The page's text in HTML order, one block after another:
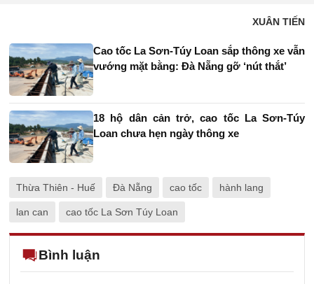
XUÂN TIẾN
Cao tốc La Sơn-Túy Loan sắp thông xe vẫn
vướng mặt bằng: Đà Nẵng gỡ ‘nút thắt’
18 hộ dân cản trở, cao tốc La Sơn-Túy
Loan chưa hẹn ngày thông xe
Thừa Thiên - Huế Đà Nẵng cao tốc hành lang
lan can cao tốc La Sơn Túy Loan
Bình luận